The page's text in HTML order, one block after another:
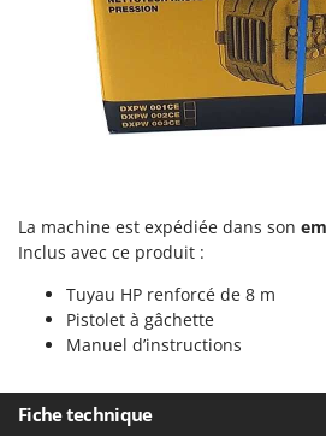
Stocker
Sunseeker
Tecla
Telwin
Tineco
Titania
Tre Spade
La machine est expédiée dans son
Inclus avec ce produit :
Tuyau HP renforcé de 8 m
Pistolet à gâchette
Manuel d’instructions
Fiche technique